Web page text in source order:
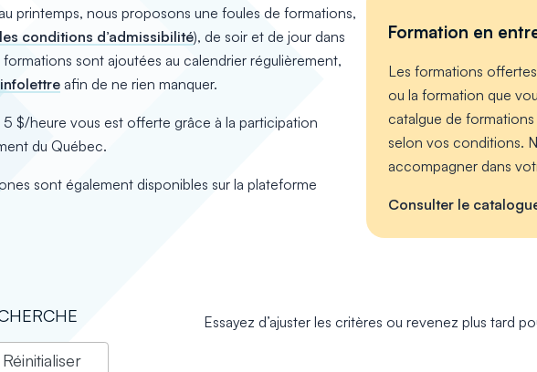
printemps, nous proposons une foules de formations,
conditions d’admissibilité), de soir et de jour dans
sont ajoutées au calendrier régulièrement,
afin de ne rien manquer.
$/heure vous est offerte grâce à la participation
du Québec.
sont également disponibles sur la plateforme
Formation en
Les formations
ou la formation que
catalgue de
selon vos conditions.
accompagner dans
Consulter le
Réinitialiser
Essayez d’ajuster les critères ou revenez plus tard